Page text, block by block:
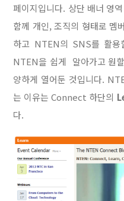
페이지입니다. 상단 배너 영
함께 개인, 조직의 형태로 멤
하고 NTEN의 SNS를 활용
NTEN을 쉽게 알아가고 원
양하게 열어둔 것입니다.
는 이유는 Connect 하단의
다.